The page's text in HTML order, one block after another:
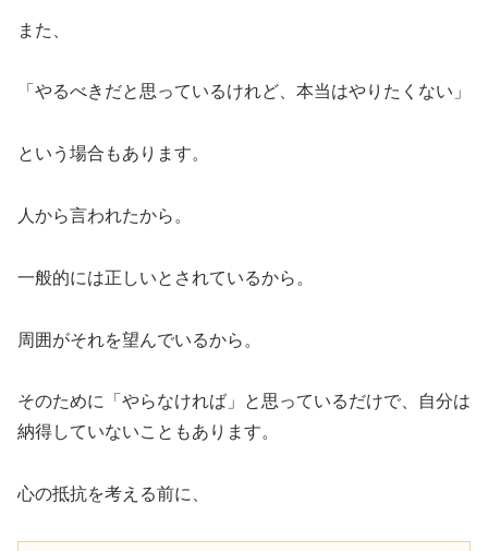
また、
「やるべきだと思っているけれど、本当はやりたくない」
という場合もあります。
人から言われたから。
一般的には正しいとされているから。
周囲がそれを望んでいるから。
そのために「やらなければ」と思っているだけで、自分は
納得していないこともあります。
心の抵抗を考える前に、